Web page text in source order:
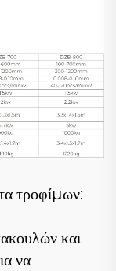
τροφίμων:
και
να